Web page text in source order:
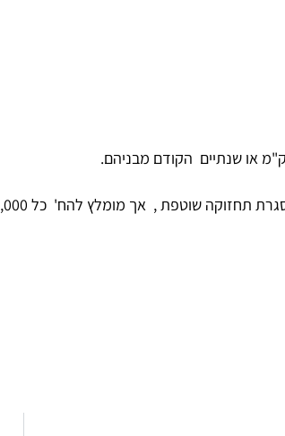
שוטפת , אך מומלץ להח' כל 95,000 ק"מ או 6 שנים .